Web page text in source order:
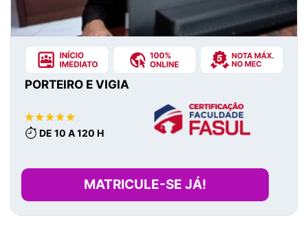
PORTEIRO E VIGIA
DE 10 A 120 H
MATRICULE-SE JÁ!